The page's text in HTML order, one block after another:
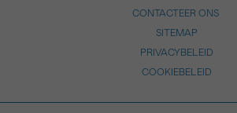
CONTACTEER ONS
SITEMAP
PRIVACYBELEID
COOKIEBELEID